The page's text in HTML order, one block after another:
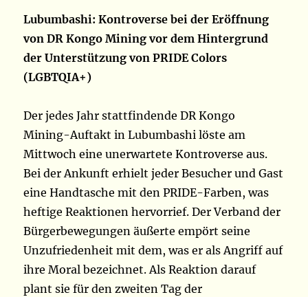
Lubumbashi: Kontroverse bei der Eröffnung
von DR Kongo Mining vor dem Hintergrund
der Unterstützung von PRIDE Colors
(LGBTQIA+)
Der jedes Jahr stattfindende DR Kongo
Mining-Auftakt in Lubumbashi löste am
Mittwoch eine unerwartete Kontroverse aus.
Bei der Ankunft erhielt jeder Besucher und Gast
eine Handtasche mit den PRIDE-Farben, was
heftige Reaktionen hervorrief. Der Verband der
Bürgerbewegungen äußerte empört seine
Unzufriedenheit mit dem, was er als Angriff auf
ihre Moral bezeichnet. Als Reaktion darauf
plant sie für den zweiten Tag der